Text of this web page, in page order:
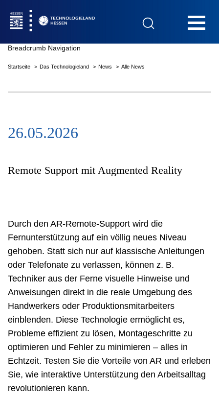
Das Technologieland
Innovationsfelder
Netzwerke
Breadcrumb Navigation
Startseite Das Technologieland News Alle News
26.05.2026
Remote Support mit Augmented Reality
Durch den AR-Remote-Support wird die
Fernunterstützung auf ein völlig neues Niveau
gehoben. Statt sich nur auf klassische Anleitungen
oder Telefonate zu verlassen, können z. B.
Techniker aus der Ferne visuelle Hinweise und
Anweisungen direkt in die reale Umgebung des
Handwerkers oder Produktionsmitarbeiters
einblenden. Diese Technologie ermöglicht es,
Probleme effizient zu lösen, Montageschritte zu
optimieren und Fehler zu minimieren – alles in
Echtzeit. Testen Sie die Vorteile von AR und erleben
Sie, wie interaktive Unterstützung den Arbeitsalltag
revolutionieren kann.